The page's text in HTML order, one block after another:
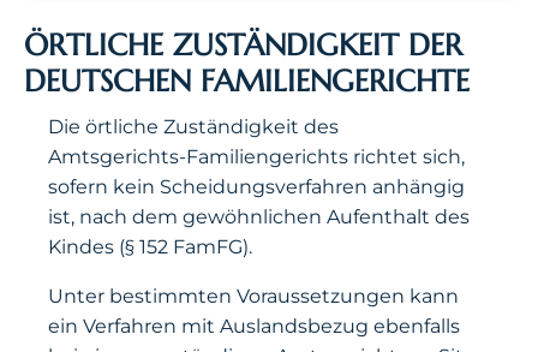
ÖRTLICHE ZUSTÄNDIGKEIT DER
DEUTSCHEN FAMILIENGERICHTE
Die örtliche Zuständigkeit des
Amtsgerichts-Familiengerichts richtet sich,
sofern kein Scheidungsverfahren anhängig
ist, nach dem gewöhnlichen Aufenthalt des
Kindes (§ 152 FamFG).
Unter bestimmten Voraussetzungen kann
ein Verfahren mit Auslandsbezug ebenfalls